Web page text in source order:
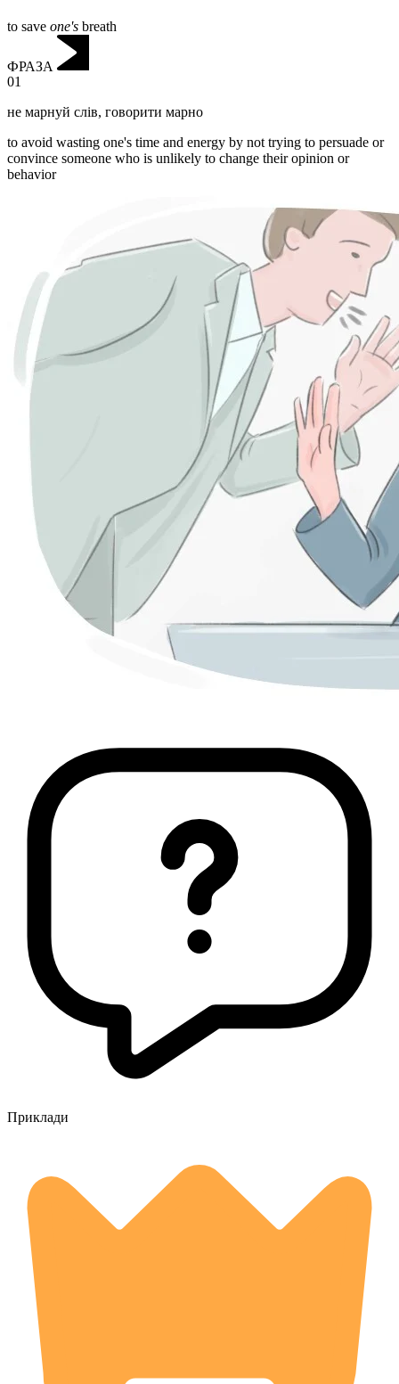
to save one's breath
ФРАЗА
01
не марнуй слів, говорити марно
to avoid wasting one's time and energy by not trying to persuade or
convince someone who is unlikely to change their opinion or
behavior
Приклади